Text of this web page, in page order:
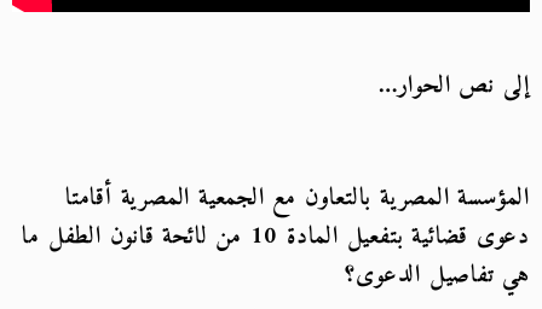
إلى نص الحوار…
المؤسسة المصرية بالتعاون مع الجمعية المصرية أقامتا
دعوى قضائية بتفعيل المادة 10 من لائحة قانون الطفل ما
هي تفاصيل الدعوى؟